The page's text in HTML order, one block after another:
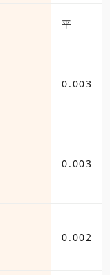
平
0.003
0.003
0.002